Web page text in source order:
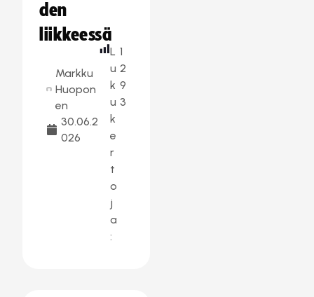
den
liikkeessä
Markku
Huopon
en
30.06.2
026
L
u
k
u
k
e
r
t
o
j
a
:
1
2
9
3